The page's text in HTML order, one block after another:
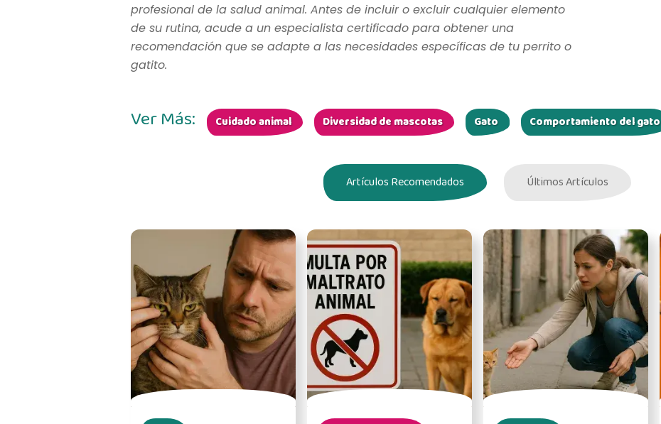
profesional de la salud animal. Antes de incluir o excluir cualquier elemento
de su rutina, acude a un especialista certificado para obtener una
recomendación que se adapte a las necesidades específicas de tu perrito o
gatito.
Ver Más: Cuidado animal Diversidad de mascotas Gato Comportamiento del gato
Artículos Recomendados Últimos Artículos